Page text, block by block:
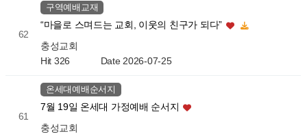
62
구역예배교재
“마을로 스며드는 교회, 이웃의 친구가 되다”
충성교회
Hit 326 Date 2026-07-25
61
온세대예배순서지
7월 19일 온세대 가정예배 순서지
충성교회